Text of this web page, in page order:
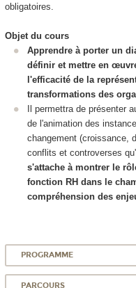
obligatoires.
Objet du cours
Apprendre à porter un
définir et mettre en
l'efficacité de la
transformations des
Il permettra de présenter
de l'animation des
changement (croissance,
conflits et controverses
s'attache à montrer le
fonction RH dans le
compréhension des
PROGRAMME
PARCOURS